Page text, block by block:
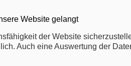
Website gelangt
der Website
Auch eine Auswertung der